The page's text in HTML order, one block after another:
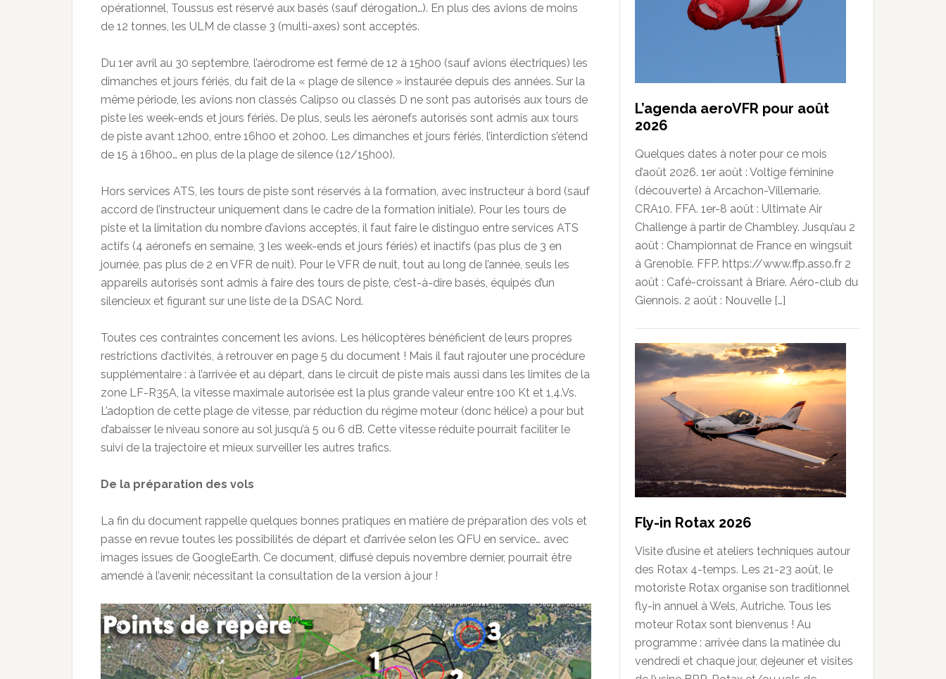
opérationnel, Toussus est réservé aux basés (sauf dérogation…). En plus des avions de moins
de 12 tonnes, les ULM de classe 3 (multi-axes) sont acceptés.
Du 1er avril au 30 septembre, l’aérodrome est fermé de 12 à 15h00 (sauf avions électriques) les
dimanches et jours fériés, du fait de la « plage de silence » instaurée depuis des années. Sur la
même période, les avions non classés Calipso ou classés D ne sont pas autorisés aux tours de
piste les week-ends et jours fériés. De plus, seuls les aéronefs autorisés sont admis aux tours
de piste avant 12h00, entre 16h00 et 20h00. Les dimanches et jours fériés, l’interdiction s’étend
de 15 à 16h00… en plus de la plage de silence (12/15h00).
Hors services ATS, les tours de piste sont réservés à la formation, avec instructeur à bord (sauf
accord de l’instructeur uniquement dans le cadre de la formation initiale). Pour les tours de
piste et la limitation du nombre d’avions acceptés, il faut faire le distinguo entre services ATS
actifs (4 aéronefs en semaine, 3 les week-ends et jours fériés) et inactifs (pas plus de 3 en
journée, pas plus de 2 en VFR de nuit). Pour le VFR de nuit, tout au long de l’année, seuls les
appareils autorisés sont admis à faire des tours de piste, c’est-à-dire basés, équipés d’un
silencieux et figurant sur une liste de la DSAC Nord.
Toutes ces contraintes concernent les avions. Les hélicoptères bénéficient de leurs propres
restrictions d’activités, à retrouver en page 5 du document ! Mais il faut rajouter une procédure
supplémentaire : à l’arrivée et au départ, dans le circuit de piste mais aussi dans les limites de la
zone LF-R35A, la vitesse maximale autorisée est la plus grande valeur entre 100 Kt et 1,4.Vs.
L’adoption de cette plage de vitesse, par réduction du régime moteur (donc hélice) a pour but
d’abaisser le niveau sonore au sol jusqu’à 5 ou 6 dB. Cette vitesse réduite pourrait faciliter le
suivi de la trajectoire et mieux surveiller les autres trafics.
De la préparation des vols
La fin du document rappelle quelques bonnes pratiques en matière de préparation des vols et
passe en revue toutes les possibilités de départ et d’arrivée selon les QFU en service… avec
images issues de GoogleEarth. Ce document, diffusé depuis novembre dernier, pourrait être
amendé à l’avenir, nécessitant la consultation de la version à jour !
L’agenda aeroVFR pour août
2026
Quelques dates à noter pour ce mois
d’août 2026. 1er août : Voltige féminine
(découverte) à Arcachon-Villemarie.
CRA10. FFA. 1er-8 août : Ultimate Air
Challenge à partir de Chambley. Jusqu’au 2
août : Championnat de France en wingsuit
à Grenoble. FFP. https://www.ffp.asso.fr 2
août : Café-croissant à Briare. Aéro-club du
Giennois. 2 août : Nouvelle […]
Fly-in Rotax 2026
Visite d’usine et ateliers techniques autour
des Rotax 4-temps. Les 21-23 août, le
motoriste Rotax organise son traditionnel
fly-in annuel à Wels, Autriche. Tous les
moteur Rotax sont bienvenus ! Au
programme : arrivée dans la matinée du
vendredi et chaque jour, dejeuner et visites